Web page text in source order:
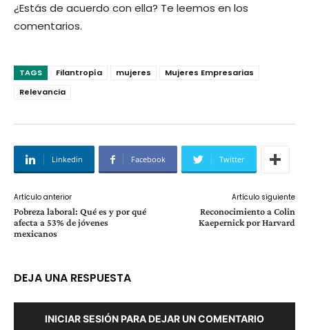
¿Estás de acuerdo con ella? Te leemos en los
comentarios.
TAGS Filantropía mujeres
Mujeres Empresarias
Relevancia
Linkedin Facebook Twitter
Artículo anterior
Pobreza laboral: Qué es y por qué
afecta a 53% de jóvenes
mexicanos
Artículo siguiente
Reconocimiento a Colin
Kaepernick por Harvard
DEJA UNA RESPUESTA
INICIAR SESIÓN PARA DEJAR UN COMENTARIO